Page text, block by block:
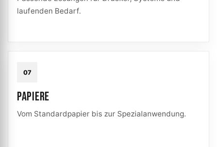
laufenden Bedarf.
07
PAPIERE
Vom Standardpapier bis zur Spezialanwendung.